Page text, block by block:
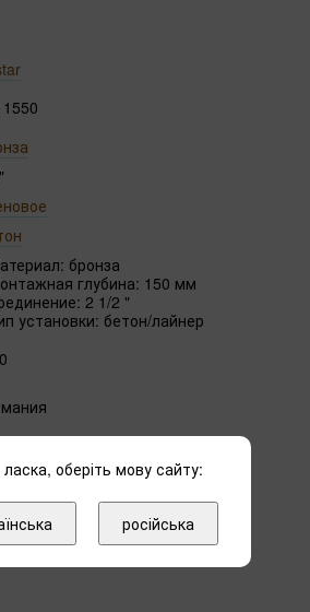
бронза
глубина: 150 мм
2 1/2 "
установки: бетон/лайнер
оберіть мову сайту:
російська